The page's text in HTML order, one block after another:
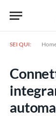
SEI QUI: